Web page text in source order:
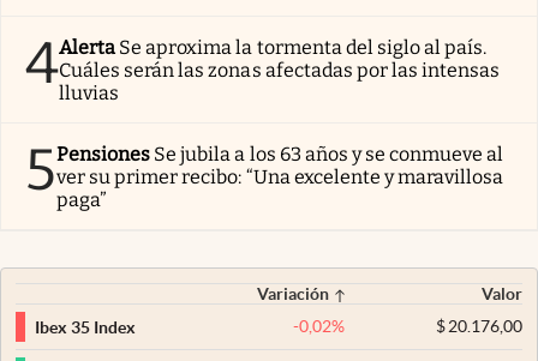
4Alerta Se aproxima la tormenta del siglo al país.
Cuáles serán las zonas afectadas por las intensas
lluvias
5Pensiones Se jubila a los 63 años y se conmueve al
ver su primer recibo: “Una excelente y maravillosa
paga”
Variación
Valor
Ibex 35 Index
-0,02% $20.176,00